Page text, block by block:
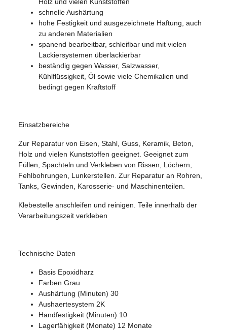
schnelle Aushärtung
hohe Festigkeit und ausgezeichnete Haftung, auch
zu anderen Materialien
spanend bearbeitbar, schleifbar und mit vielen
Lackiersystemen überlackierbar
beständig gegen Wasser, Salzwasser,
Kühlflüssigkeit, Öl sowie viele Chemikalien und
bedingt gegen Kraftstoff
Einsatzbereiche
Zur Reparatur von Eisen, Stahl, Guss, Keramik, Beton,
Holz und vielen Kunststoffen geeignet. Geeignet zum
Füllen, Spachteln und Verkleben von Rissen, Löchern,
Fehlbohrungen, Lunkerstellen. Zur Reparatur an Rohren,
Tanks, Gewinden, Karosserie- und Maschinenteilen.
Klebestelle anschleifen und reinigen. Teile innerhalb der
Verarbeitungszeit verkleben
Technische Daten
Basis Epoxidharz
Farben Grau
Aushärtung (Minuten) 30
Aushaertesystem 2K
Handfestigkeit (Minuten) 10
Lagerfähigkeit (Monate) 12 Monate